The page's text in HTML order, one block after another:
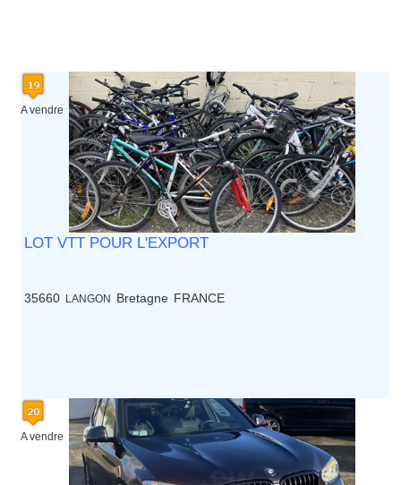
A vendre
LOT VTT POUR L'EXPORT
35660 LANGON Bretagne FRANCE
A vendre